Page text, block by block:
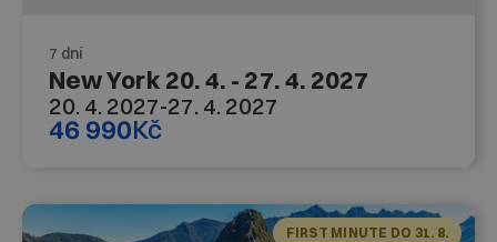
7 dní
New York 20. 4. - 27. 4. 2027
20. 4. 2027-27. 4. 2027
46 990Kč
FIRST MINUTE DO 31. 8.